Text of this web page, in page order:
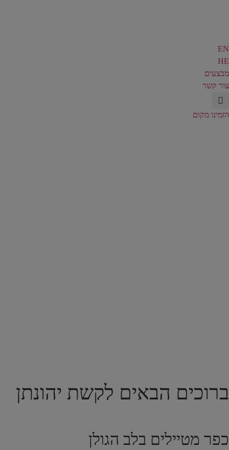
EN
HE
מבצעים
צור קשר
הזמינו מקום
ברוכים הבאים לקשת יהונתן
כפר מטיילים בלב הגולן